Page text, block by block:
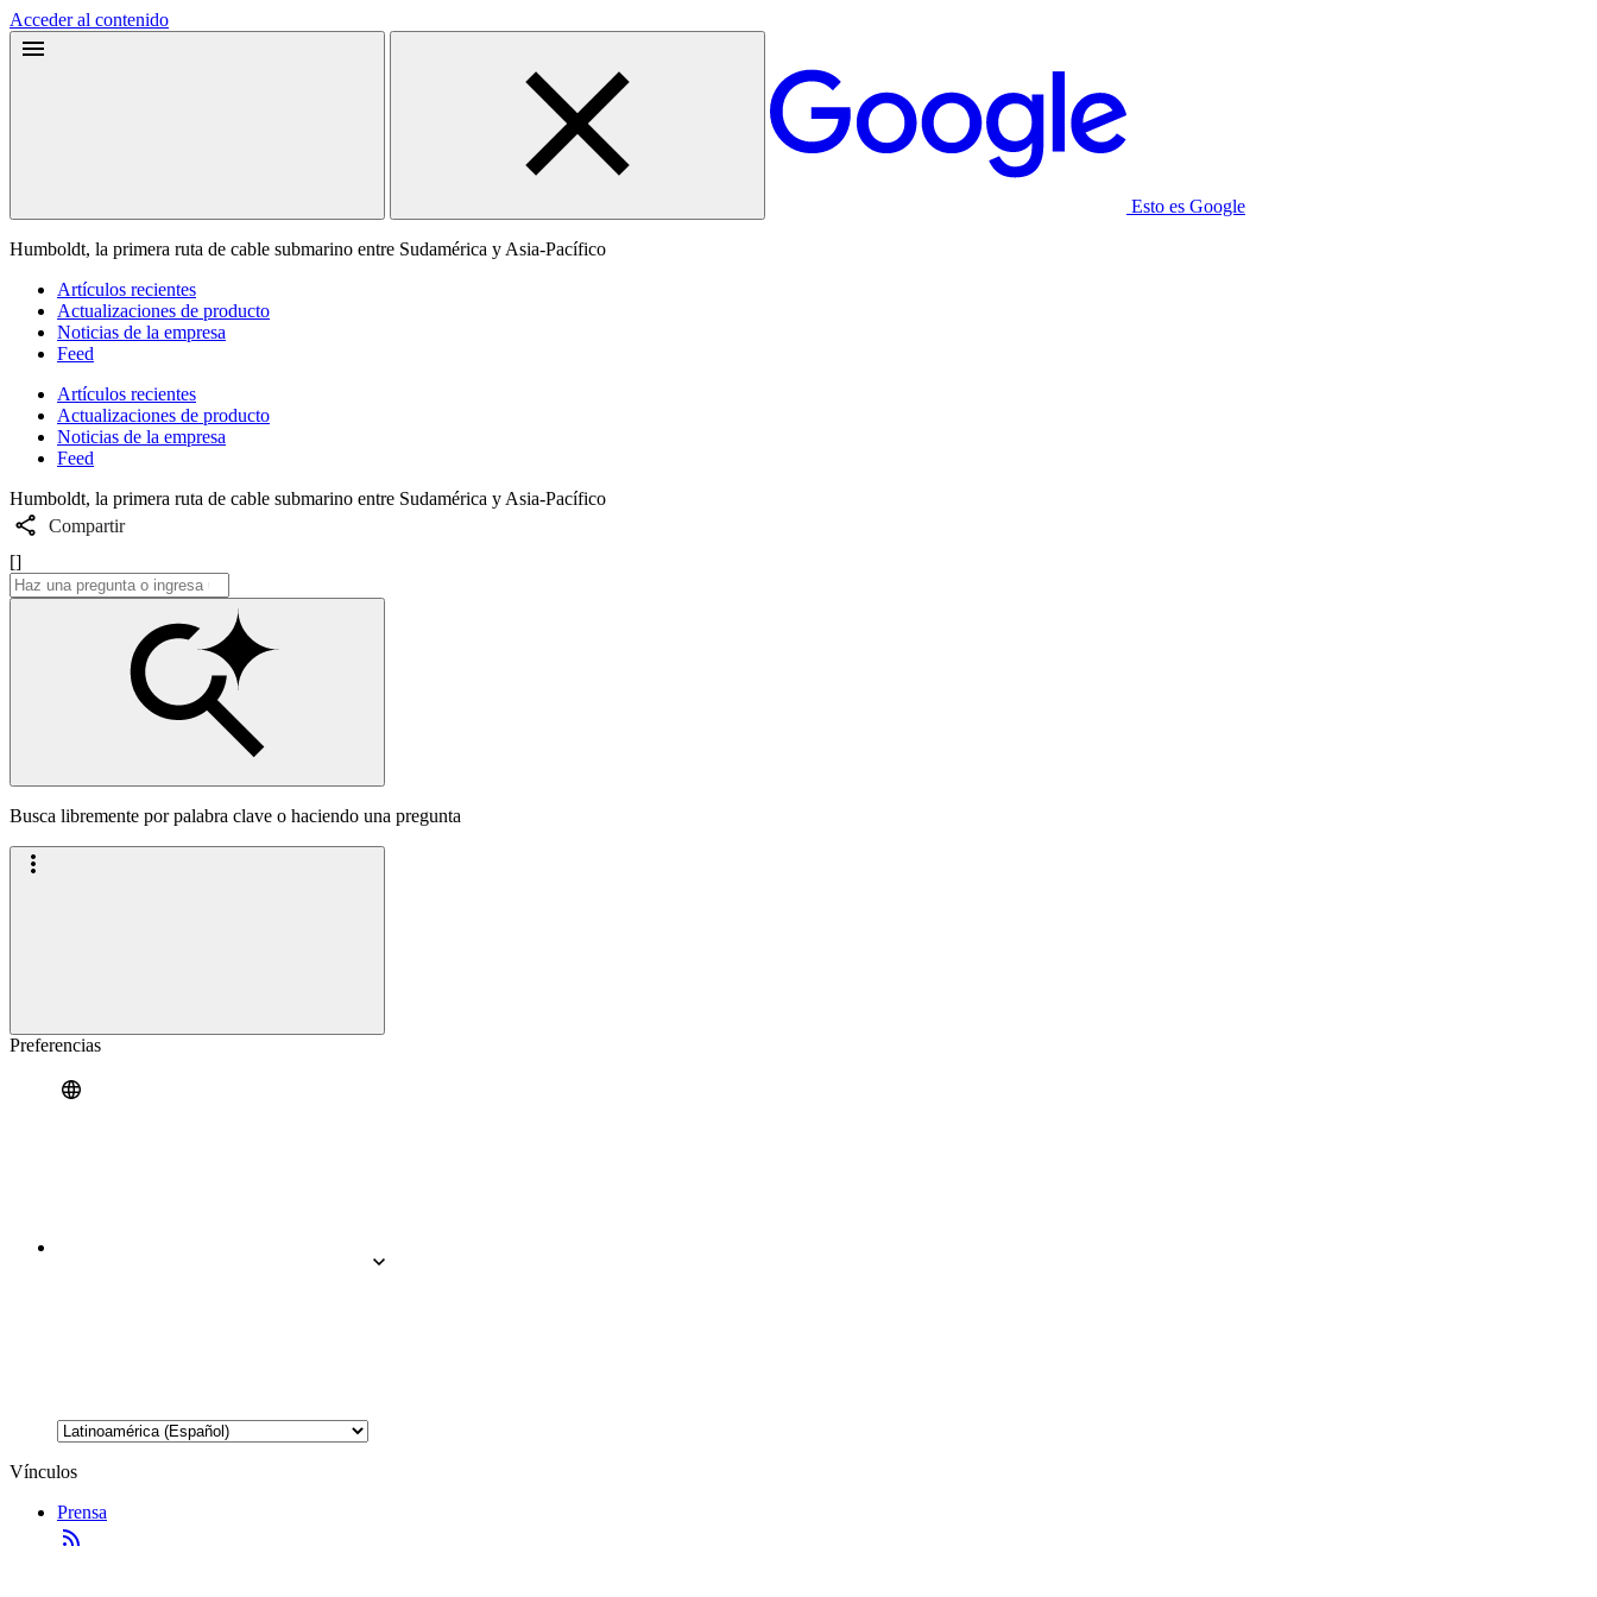
Acceder al contenido
Esto es Google
Humboldt, la primera ruta de cable submarino entre Sudamérica y Asia-Pacífico
Artículos recientes
Actualizaciones de producto
Noticias de la empresa
Feed
Artículos recientes
Actualizaciones de producto
Noticias de la empresa
Feed
Humboldt, la primera ruta de cable submarino entre Sudamérica y Asia-Pacífico
Compartir
[]
Busca libremente por palabra clave o haciendo una pregunta
Preferencias
Vínculos
Prensa